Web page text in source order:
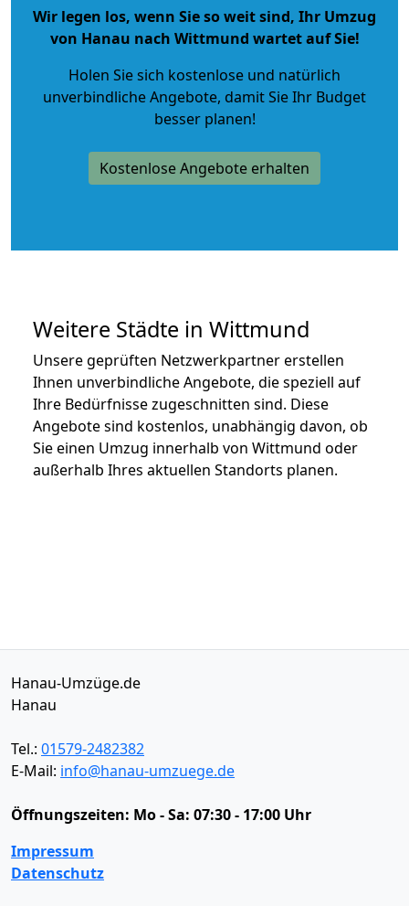
Wir legen los, wenn Sie so weit sind, Ihr Umzug
von Hanau nach Wittmund wartet auf Sie!
Holen Sie sich kostenlose und natürlich
unverbindliche Angebote, damit Sie Ihr Budget
besser planen!
Kostenlose Angebote erhalten
Weitere Städte in Wittmund
Unsere geprüften Netzwerkpartner erstellen
Ihnen unverbindliche Angebote, die speziell auf
Ihre Bedürfnisse zugeschnitten sind. Diese
Angebote sind kostenlos, unabhängig davon, ob
Sie einen Umzug innerhalb von Wittmund oder
außerhalb Ihres aktuellen Standorts planen.
Hanau-Umzüge.de
Hanau
Tel.: 01579-2482382
E-Mail: info@hanau-umzuege.de
Öffnungszeiten: Mo - Sa: 07:30 - 17:00 Uhr
Impressum
Datenschutz